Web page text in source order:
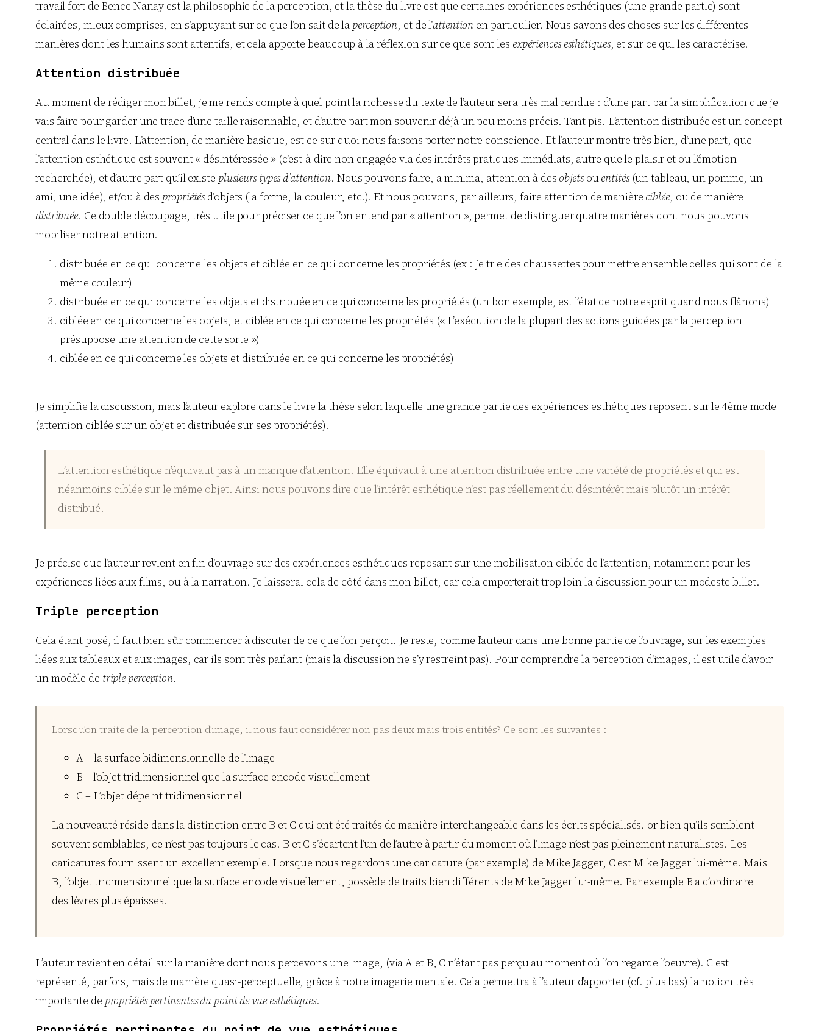
travail fort de Bence Nanay est la philosophie de la perception, et la thèse du livre est que certaines expériences esthétiques (une grande partie) sont
éclairées, mieux comprises, en s’appuyant sur ce que l’on sait de la perception, et de l’attention en particulier. Nous savons des choses sur les différentes
manières dont les humains sont attentifs, et cela apporte beaucoup à la réflexion sur ce que sont les expériences esthétiques, et sur ce qui les caractérise.
Attention distribuée
Au moment de rédiger mon billet, je me rends compte à quel point la richesse du texte de l’auteur sera très mal rendue : d’une part par la simplification que je
vais faire pour garder une trace d’une taille raisonnable, et d’autre part mon souvenir déjà un peu moins précis. Tant pis. L’attention distribuée est un concept
central dans le livre. L’attention, de manière basique, est ce sur quoi nous faisons porter notre conscience. Et l’auteur montre très bien, d’une part, que
l’attention esthétique est souvent « désintéressée » (c’est-à-dire non engagée via des intérêts pratiques immédiats, autre que le plaisir et ou l’émotion
recherchée), et d’autre part qu’il existe plusieurs types d’attention. Nous pouvons faire, a minima, attention à des objetsouentités(un tableau, un pomme, un
ami, une idée), et/ou à des propriétésd’objets (la forme, la couleur, etc.). Et nous pouvons, par ailleurs, faire attention de manière ciblée, ou de manière
distribuée. Ce double découpage, très utile pour préciser ce que l’on entend par « attention », permet de distinguer quatre manières dont nous pouvons
mobiliser notre attention.
distribuée en ce qui concerne les objets et ciblée en ce qui concerne les propriétés (ex : je trie des chaussettes pour mettre ensemble celles qui sont de la
même couleur)
distribuée en ce qui concerne les objets et distribuée en ce qui concerne les propriétés (un bon exemple, est l’état de notre esprit quand nous flânons)
ciblée en ce qui concerne les objets, et ciblée en ce qui concerne les propriétés (« L’exécution de la plupart des actions guidées par la perception
présuppose une attention de cette sorte »)
ciblée en ce qui concerne les objets et distribuée en ce qui concerne les propriétés)
Je simplifie la discussion, mais l’auteur explore dans le livre la thèse selon laquelle une grande partie des expériences esthétiques reposent sur le 4ème mode
(attention ciblée sur un objet et distribuée sur ses propriétés).
L’attention esthétique n’équivaut pas à un manque d’attention. Elle équivaut à une attention distribuée entre une variété de propriétés et qui est
néanmoins ciblée sur le même objet. Ainsi nous pouvons dire que l’intérêt esthétique n’est pas réellement du désintérêt mais plutôt un intérêt
distribué.
Je précise que l’auteur revient en fin d’ouvrage sur des expériences esthétiques reposant sur une mobilisation ciblée de l’attention, notamment pour les
expériences liées aux films, ou à la narration. Je laisserai cela de côté dans mon billet, car cela emporterait trop loin la discussion pour un modeste billet.
Triple perception
Cela étant posé, il faut bien sûr commencer à discuter de ce que l’on perçoit. Je reste, comme l’auteur dans une bonne partie de l’ouvrage, sur les exemples
liées aux tableaux et aux images, car ils sont très parlant (mais la discussion ne s’y restreint pas). Pour comprendre la perception d’images, il est utile d’avoir
un modèle de triple perception.
Lorsqu’on traite de la perception d’image, il nous faut considérer non pas deux mais trois entités? Ce sont les suivantes :
A – la surface bidimensionnelle de l’image
B – l’objet tridimensionnel que la surface encode visuellement
C – L’objet dépeint tridimensionnel
La nouveauté réside dans la distinction entre B et C qui ont été traités de manière interchangeable dans les écrits spécialisés. or bien qu’ils semblent
souvent semblables, ce n’est pas toujours le cas. B et C s’écartent l’un de l’autre à partir du moment où l’image n’est pas pleinement naturalistes. Les
caricatures fournissent un excellent exemple. Lorsque nous regardons une caricature (par exemple) de Mike Jagger, C est Mike Jagger lui-même. Mais
B, l’objet tridimensionnel que la surface encode visuellement, possède de traits bien différents de Mike Jagger lui-même. Par exemple B a d’ordinaire
des lèvres plus épaisses.
L’auteur revient en détail sur la manière dont nous percevons une image, (via A et B, C n’étant pas perçu au moment où l’on regarde l’oeuvre). C est
représenté, parfois, mais de manière quasi-perceptuelle, grâce à notre imagerie mentale. Cela permettra à l’auteur d’apporter (cf. plus bas) la notion très
importante de propriétés pertinentes du point de vue esthétiques.